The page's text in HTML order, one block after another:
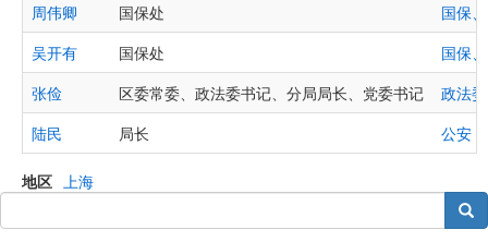
周伟卿
国保处
国保
吴开有
国保处
国保
张俭
区委常委、政法委书记、分局局长、党委书记
政法
陆民
局长 公安
地区 上海
搜索